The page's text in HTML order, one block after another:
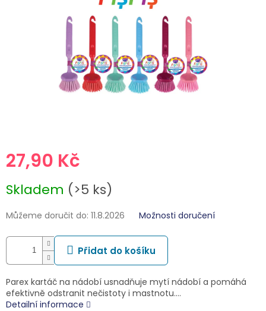
27,90 Kč
cena:
Skladem (>5 ks)
Můžeme doručit do: 11.8.2026 Možnosti doručení
Přidat do košíku
Parex kartáč na nádobí usnadňuje mytí nádobí a pomáhá
efektivně odstranit nečistoty i mastnotu.…
Detailní informace